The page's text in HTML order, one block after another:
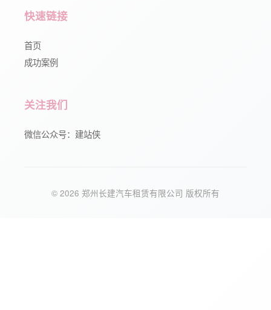
快速链接
首页
成功案例
关注我们
微信公众号：建站侠
© 2026 郑州长建汽车租赁有限公司 版权所有